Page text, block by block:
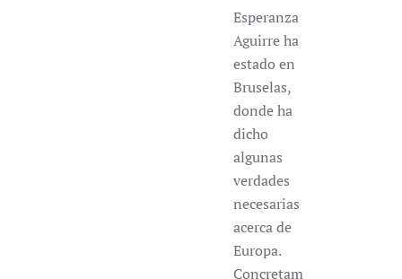
Esperanza
Aguirre ha
estado en
Bruselas,
donde ha
dicho
algunas
verdades
necesarias
acerca de
Europa.
Concretam